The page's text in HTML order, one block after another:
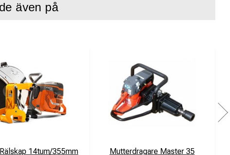
även på
14tum/355mm
Mutterdragare Master 35